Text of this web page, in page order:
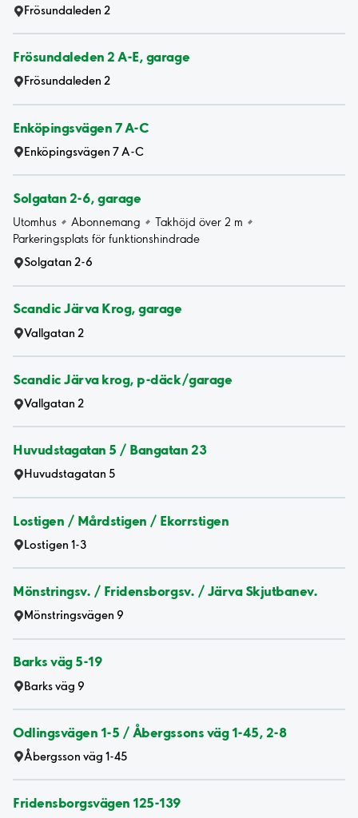
Frösundaleden 2
Frösundaleden 2 A-E, garage
Frösundaleden 2
Enköpingsvägen 7 A-C
Enköpingsvägen 7 A-C
Solgatan 2-6, garage
Utomhus Abonnemang
Takhöjd över 2 m
Parkeringsplats för funktionshindrade
Solgatan 2-6
Scandic Järva Krog, garage
Vallgatan 2
Scandic Järva krog, p-däck/garage
Vallgatan 2
Huvudstagatan 5 / Bangatan 23
Huvudstagatan 5
Lostigen / Mårdstigen / Ekorrstigen
Lostigen 1-3
Mönstringsv. / Fridensborgsv. / Järva Skjutbanev.
Mönstringsvägen 9
Barks väg 5-19
Barks väg 9
Odlingsvägen 1-5 / Åbergssons väg 1-45, 2-8
Åbergsson väg 1-45
Fridensborgsvägen 125-139